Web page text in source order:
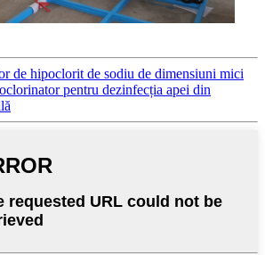
de hipoclorit de sodiu de dimensiuni mici
pentru dezinfecția apei din